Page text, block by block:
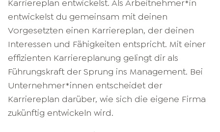
Karriereplan entwickelst. Als Arbeitnehmer*in
entwickelst du gemeinsam mit deinen
Vorgesetzten einen Karriereplan, der deinen
Interessen und Fähigkeiten entspricht. Mit einer
effizienten Karriereplanung gelingt dir als
Führungskraft der Sprung ins Management. Bei
Unternehmer*innen entscheidet der
Karriereplan darüber, wie sich die eigene Firma
zukünftig entwickeln wird.